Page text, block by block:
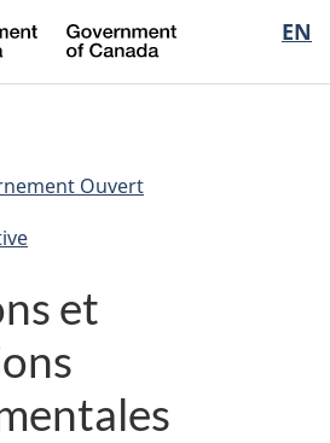
Passer
au
contenu
Passer
à
« Au
Passer
à
la
EN
of
Ouvert
et